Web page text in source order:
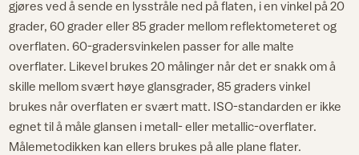
gjøres ved å sende en lysstråle ned på flaten, i en vinkel på 20
grader, 60 grader eller 85 grader mellom reflektometeret og
overflaten. 60-gradersvinkelen passer for alle malte
overflater. Likevel brukes 20 målinger når det er snakk om å
skille mellom svært høye glansgrader, 85 graders vinkel
brukes når overflaten er svært matt. ISO-standarden er ikke
egnet til å måle glansen i metall- eller metallic-overflater.
Målemetodikken kan ellers brukes på alle plane flater.